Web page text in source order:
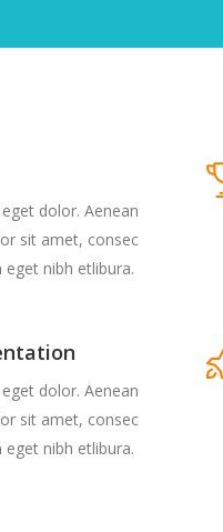
dolor. Aenean
sit amet, consec
nibh etlibura.
dolor. Aenean
sit amet, consec
nibh etlibura.